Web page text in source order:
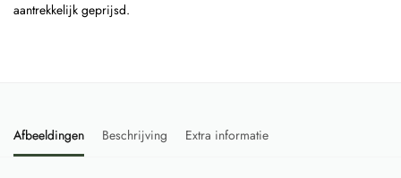
aantrekkelijk geprijsd.
Afbeeldingen Beschrijving Extra informatie